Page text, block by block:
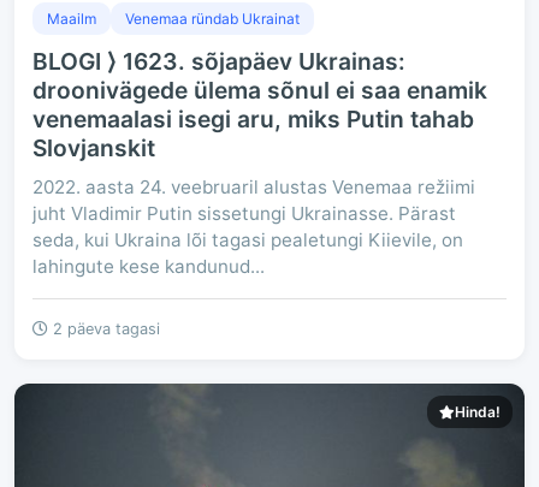
Maailm Venemaa ründab Ukrainat
BLOGI ⟩ 1623. sõjapäev Ukrainas:
droonivägede ülema sõnul ei saa enamik
venemaalasi isegi aru, miks Putin tahab
Slovjanskit
2022. aasta 24. veebruaril alustas Venemaa režiimi
juht Vladimir Putin sissetungi Ukrainasse. Pärast
seda, kui Ukraina lõi tagasi pealetungi Kiievile, on
lahingute kese kandunud...
2 päeva tagasi
Hinda!